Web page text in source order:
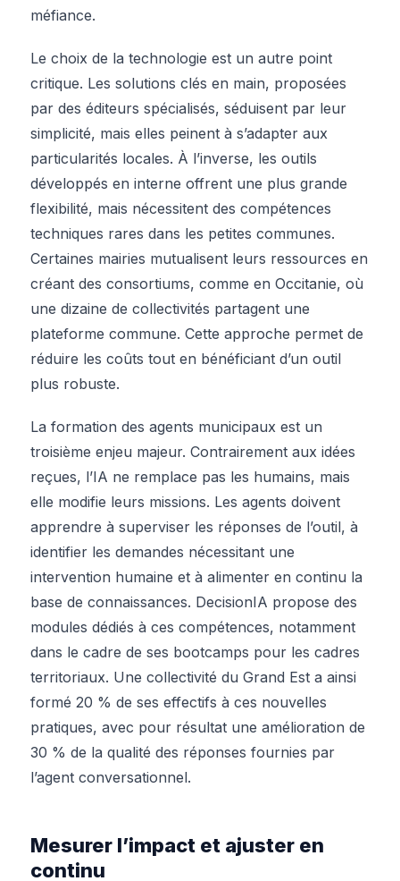
méfiance.
Le choix de la technologie est un autre point
critique. Les solutions clés en main, proposées
par des éditeurs spécialisés, séduisent par leur
simplicité, mais elles peinent à s’adapter aux
particularités locales. À l’inverse, les outils
développés en interne offrent une plus grande
flexibilité, mais nécessitent des compétences
techniques rares dans les petites communes.
Certaines mairies mutualisent leurs ressources en
créant des consortiums, comme en Occitanie, où
une dizaine de collectivités partagent une
plateforme commune. Cette approche permet de
réduire les coûts tout en bénéficiant d’un outil
plus robuste.
La formation des agents municipaux est un
troisième enjeu majeur. Contrairement aux idées
reçues, l’IA ne remplace pas les humains, mais
elle modifie leurs missions. Les agents doivent
apprendre à superviser les réponses de l’outil, à
identifier les demandes nécessitant une
intervention humaine et à alimenter en continu la
base de connaissances. DecisionIA propose des
modules dédiés à ces compétences, notamment
dans le cadre de ses bootcamps pour les cadres
territoriaux. Une collectivité du Grand Est a ainsi
formé 20 % de ses effectifs à ces nouvelles
pratiques, avec pour résultat une amélioration de
30 % de la qualité des réponses fournies par
l’agent conversationnel.
Mesurer l’impact et ajuster en
continu